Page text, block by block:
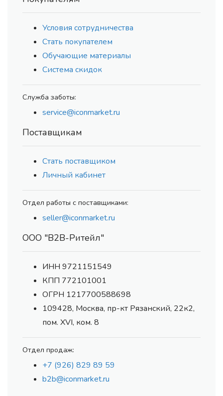
Условия сотрудничества
Стать покупателем
Обучающие материалы
Система скидок
Служба заботы:
service@iconmarket.ru
Поставщикам
Стать поставщиком
Личный кабинет
Отдел работы с поставщиками:
seller@iconmarket.ru
ООО "В2В-Ритейл"
ИНН 9721151549
КПП 772101001
ОГРН 1217700588698
109428, Москва, пр-кт Рязанский, 22к2,
пом. XVI, ком. 8
Отдел продаж:
+7 (926) 829 89 59
b2b@iconmarket.ru